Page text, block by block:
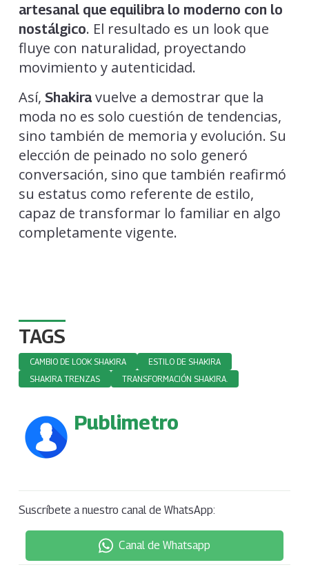
artesanal que equilibra lo moderno con lo
nostálgico. El resultado es un look que
fluye con naturalidad, proyectando
movimiento y autenticidad.
Así, Shakira vuelve a demostrar que la
moda no es solo cuestión de tendencias,
sino también de memoria y evolución. Su
elección de peinado no solo generó
conversación, sino que también reafirmó
su estatus como referente de estilo,
capaz de transformar lo familiar en algo
completamente vigente.
TAGS
CAMBIO DE LOOK SHAKIRA
ESTILO DE SHAKIRA
SHAKIRA TRENZAS
TRANSFORMACIÓN SHAKIRA.
Publimetro
Suscríbete a nuestro canal de WhatsApp:
Canal de Whatsapp